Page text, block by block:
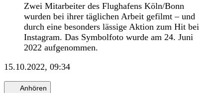
Zwei Mitarbeiter des Flughafens Köln/Bonn
wurden bei ihrer täglichen Arbeit gefilmt – und
durch eine besonders lässige Aktion zum Hit bei
Instagram. Das Symbolfoto wurde am 24. Juni
2022 aufgenommen.
15.10.2022, 09:34
Anhören